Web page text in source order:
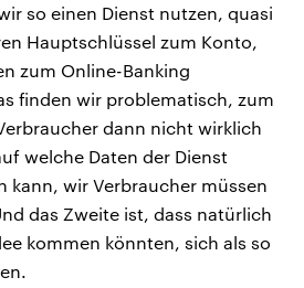
so einen Dienst nutzen, quasi
Hauptschlüssel zum Konto,
zum Online-Banking
finden wir problematisch, zum
dann nicht wirklich
welche Daten der Dienst
kann, wir Verbraucher müssen
das Zweite ist, dass natürlich
kommen könnten, sich als so